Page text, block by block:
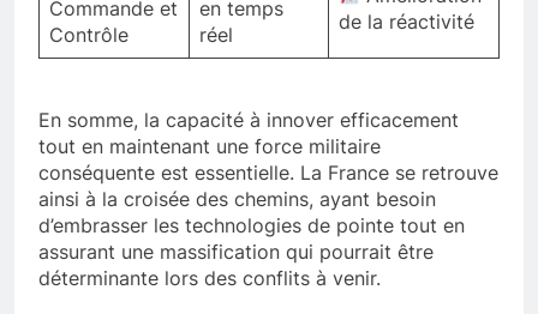
Commande et
Contrôle
en temps
réel
Amélioration
En somme, la capacité à innover efficacement
tout en maintenant une force militaire
conséquente est essentielle. La France se retrouve
ainsi à la croisée des chemins, ayant besoin
d’embrasser les technologies de pointe tout en
assurant une massification qui pourrait être